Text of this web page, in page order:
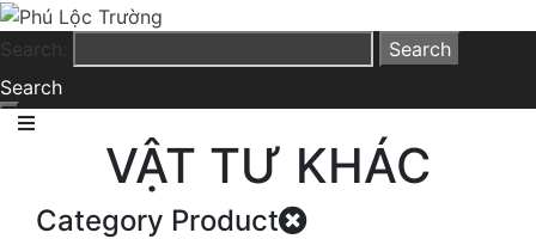
Search:
Search
VẬT TƯ KHÁC
Category Product